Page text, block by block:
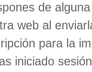
de
web al
para la
iniciado